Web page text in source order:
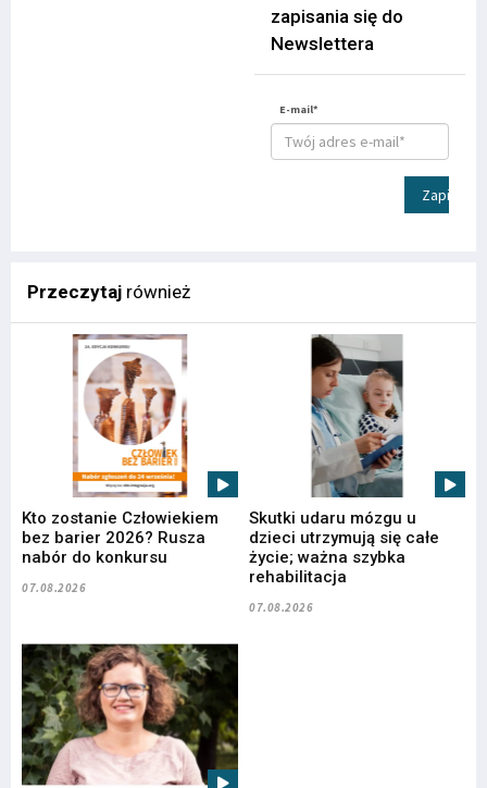
zapisania się do
Newslettera
E-mail*
Zapisz
Przeczytaj również
Kto zostanie Człowiekiem
bez barier 2026? Rusza
nabór do konkursu
07.08.2026
Skutki udaru mózgu u
dzieci utrzymują się całe
życie; ważna szybka
rehabilitacja
07.08.2026